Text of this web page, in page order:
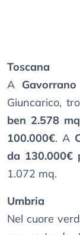
Toscana
A Gavorrano
Giuncarico,
ben 2.578
100.000€. A
da 130.000€
1.072 mq.
Umbria
Nel cuore